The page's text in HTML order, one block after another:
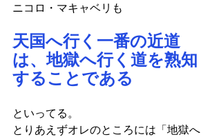
ニコロ・マキャベリも
天国へ行く一番の近道
は、地獄へ行く道を熟知
することである
といってる。
とりあえずオレのところには「地獄へ